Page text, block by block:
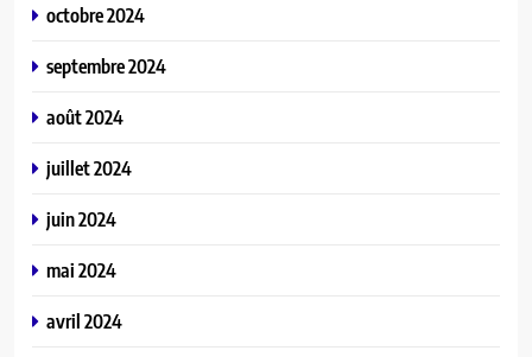
octobre 2024
septembre 2024
août 2024
juillet 2024
juin 2024
mai 2024
avril 2024